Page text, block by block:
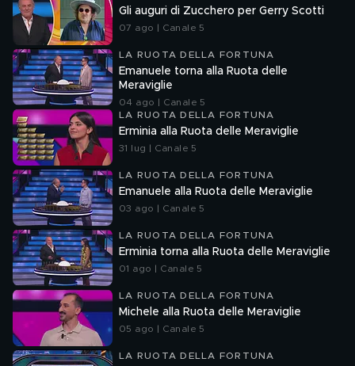
Gli auguri di Zucchero per Gerry Scotti
07 ago | Canale 5
LA RUOTA DELLA FORTUNA
Emanuele torna alla Ruota delle
Meraviglie
04 ago | Canale 5
LA RUOTA DELLA FORTUNA
Erminia alla Ruota delle Meraviglie
31 lug | Canale 5
LA RUOTA DELLA FORTUNA
Emanuele alla Ruota delle Meraviglie
03 ago | Canale 5
LA RUOTA DELLA FORTUNA
Erminia torna alla Ruota delle Meraviglie
01 ago | Canale 5
LA RUOTA DELLA FORTUNA
Michele alla Ruota delle Meraviglie
05 ago | Canale 5
LA RUOTA DELLA FORTUNA